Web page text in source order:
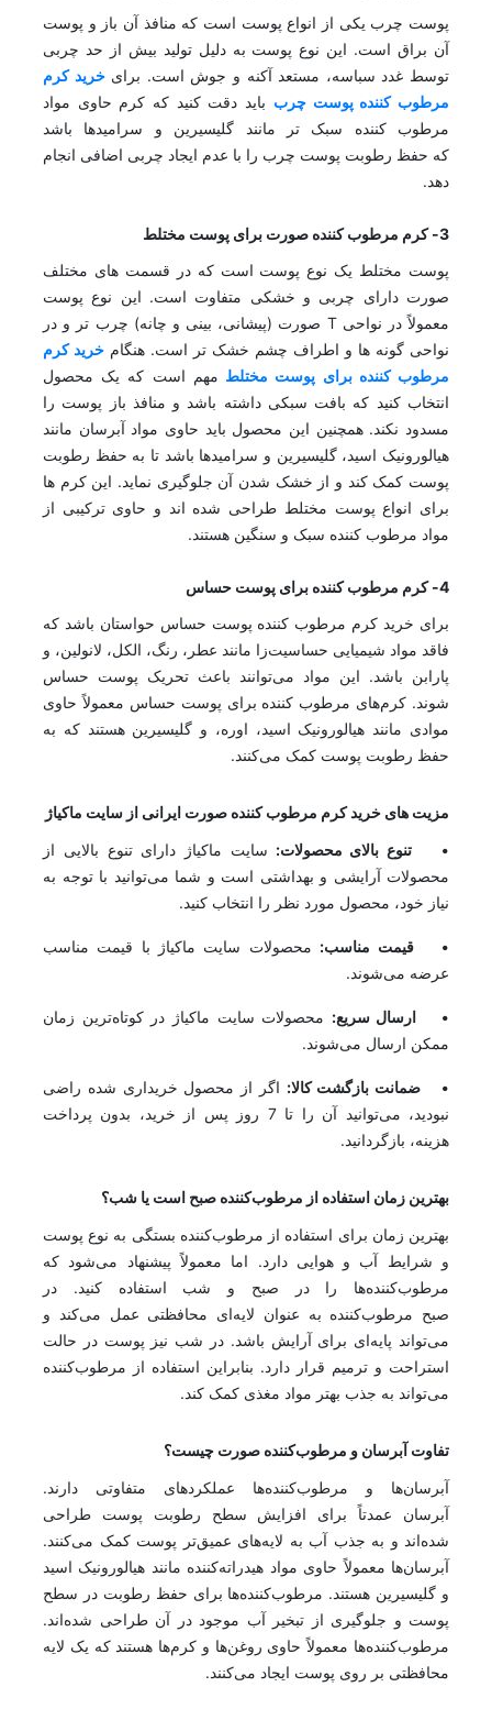
پوست چرب یکی از انواع پوست است که منافذ آن باز و پوست
آن براق است. این نوع پوست به دلیل تولید بیش از حد چربی
توسط غدد سباسه، مستعد آکنه و جوش است. برایخرید کرم
مرطوب کننده پوست چربباید دقت کنید که کرم حاوی مواد
مرطوب کننده سبک تر مانند گلیسیرین و سرامیدها باشد
که حفظ رطوبت پوست چرب را با عدم ایجاد چربی اضافی انجام
دهد.
پوست مختلط یک نوع پوست است که در قسمت های مختلف
صورت دارای چربی و خشکی متفاوت است. این نوع پوست
معمولاً در نواحی T صورت (پیشانی، بینی و چانه) چرب تر و در
نواحی گونه ها و اطراف چشم خشک تر است. هنگامخرید کرم
مرطوب کننده برای پوست مختلط مهم است که یک محصول
انتخاب کنید که بافت سبکی داشته باشد و منافذ باز پوست را
مسدود نکند. همچنین این محصول باید حاوی مواد آبرسان مانند
هیالورونیک اسید، گلیسیرین و سرامیدها باشد تا به حفظ رطوبت
پوست کمک کند و از خشک شدن آن جلوگیری نماید. این کرم ها
برای انواع پوست مختلط طراحی شده اند و حاوی ترکیبی از
مواد مرطوب کننده سبک و سنگین هستند.
برای خرید کرم‌ مرطوب کننده پوست حساس حواستان باشد که
فاقد مواد شیمیایی حساسیت‌زا مانند عطر، رنگ، الکل، لانولین، و
پارابن باشد. این مواد می‌توانند باعث تحریک پوست حساس
شوند. کرم‌های مرطوب کننده برای پوست حساس معمولاً حاوی
موادی مانند هیالورونیک اسید، اوره، و گلیسیرین هستند که به
حفظ رطوبت پوست کمک می‌کنند.
مزیت های خرید کرم مرطوب کننده صورت ایرانی از سایت ماکیاژ
• تنوع بالای محصولات:سایت ماکیاژ دارای تنوع بالایی از
محصولات آرایشی و بهداشتی است و شما می‌توانید با توجه به
نیاز خود، محصول مورد نظر را انتخاب کنید.
• قیمت مناسب:محصولات سایت ماکیاژ با قیمت مناسب
عرضه می‌شوند.
• ارسال سریع:محصولات سایت ماکیاژ در کوتاه‌ترین زمان
ممکن ارسال می‌شوند.
• ضمانت بازگشت کالا:اگر از محصول خریداری شده راضی
نبودید، می‌توانید آن را تا 7 روز پس از خرید، بدون پرداخت
هزینه، بازگردانید.
بهترین زمان استفاده از مرطوب‌کننده صبح است یا شب؟
بهترین زمان برای استفاده از مرطوب‌کننده بستگی به نوع پوست
و شرایط آب و هوایی دارد. اما معمولاً پیشنهاد می‌شود که
مرطوب‌کننده‌ها را در صبح و شب استفاده کنید. در
صبح مرطوب‌کننده به عنوان لایه‌ای محافظتی عمل می‌کند و
می‌تواند پایه‌ای برای آرایش باشد. در شب نیز پوست در حالت
استراحت و ترمیم قرار دارد. بنابراین استفاده از مرطوب‌کننده
می‌تواند به جذب بهتر مواد مغذی کمک کند.
تفاوت آبرسان و مرطوب‌کننده صورت چیست؟
آبرسان‌ها و مرطوب‌کننده‌ها عملکردهای متفاوتی دارند.
آبرسان عمدتاً برای افزایش سطح رطوبت پوست طراحی
شده‌اند و به جذب آب به لایه‌های عمیق‌تر پوست کمک می‌کنند.
آبرسان‌ها معمولاً حاوی مواد هیدراته‌کننده مانند هیالورونیک اسید
و گلیسیرین هستند. مرطوب‌کننده‌ها برای حفظ رطوبت در سطح
پوست و جلوگیری از تبخیر آب موجود در آن طراحی شده‌اند.
مرطوب‌کننده‌ها معمولاً حاوی روغن‌ها و کرم‌ها هستند که یک لایه
محافظتی بر روی پوست ایجاد می‌کنند.